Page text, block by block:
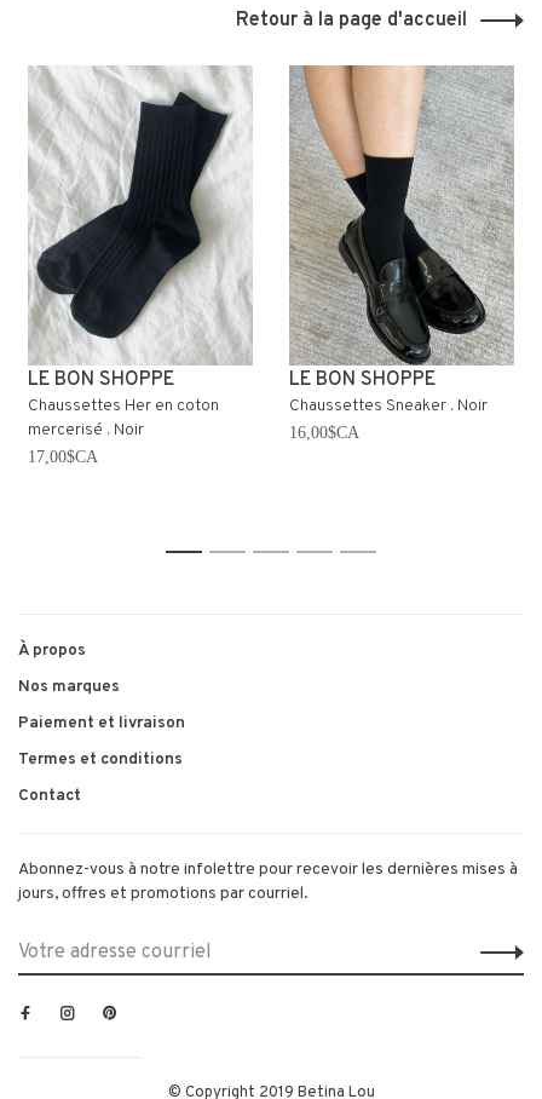
Retour à la page d'accueil
LE BON SHOPPE
Chaussettes Her en coton
mercerisé . Noir
17,00$CA
LE BON SHOPPE
Chaussettes Sneaker . Noir
16,00$CA
1 2 3 4 5
À propos
Nos marques
Paiement et livraison
Termes et conditions
Contact
Abonnez-vous à notre infolettre pour recevoir les dernières mises à
jours, offres et promotions par courriel.